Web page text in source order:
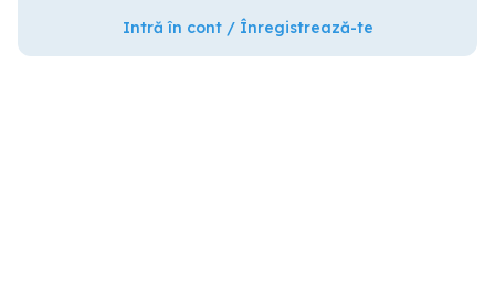
Intră în cont / Înregistrează-te